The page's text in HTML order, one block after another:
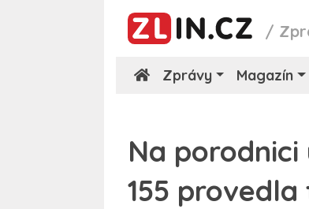
/
Zprávy Magazín
Na
155